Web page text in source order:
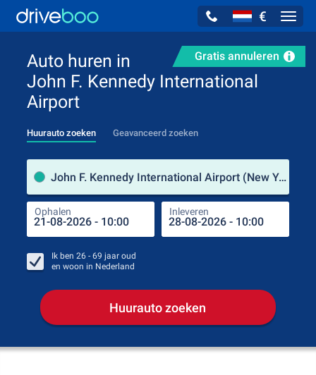
€
Gratis annuleren
Auto huren in
John F. Kennedy International
Airport
Huurauto zoeken Geavanceerd zoeken
John F. Kennedy International Airport (New York / Verenigde Staten)
Ophalen Inleveren
Ik ben 26 - 69 jaar oud
en woon in Nederland
Huurauto zoeken